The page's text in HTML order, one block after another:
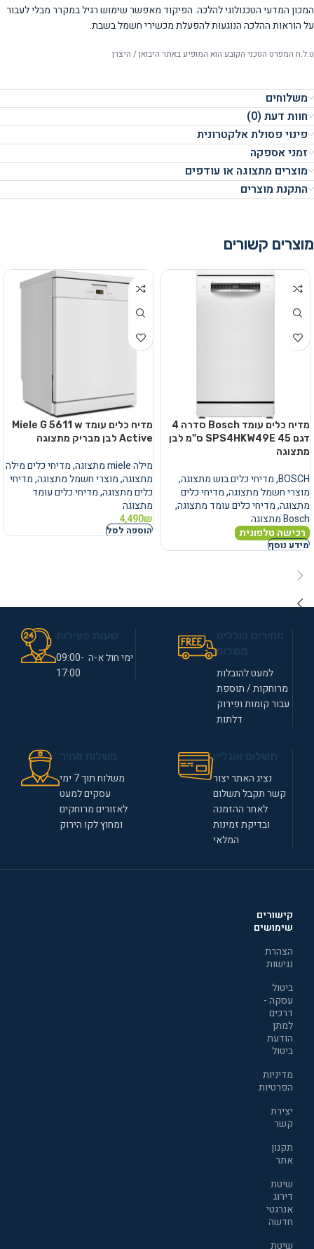
המכון המדעי הטכנולוגי להלכה. הפיקוד מאפשר שימוש רגיל במקרר מבלי לעבור
על הוראות ההלכה הנוגעות להפעלת מכשירי חשמל בשבת.
ט.ל.ח המפרט הטכני הקובע הוא המופיע באתר היבואן / היצרן
משלוחים
חוות דעת (0)
פינוי פסולת אלקטרונית
זמני אספקה
מוצרים מתצוגה או עודפים
התקנת מוצרים
מוצרים קשורים
מדיח כלים עומד Bosch סדרה 4
דגם SPS4HKW49E 45 ס"מ לבן
מתצוגה
BOSCH
,מדיחי כלים בוש מתצוגה,
מוצרי חשמל מתצוגה,מדיחי כלים
מתצוגה,מדיחי כלים עומד מתצוגה,
Bosch מתצוגה
רכישה טלפונית
מידע נוסף
מדיח כלים עומד Miele G 5611 w
Active לבן מבריק מתצוגה
מילה miele מתצוגה ,מדיחי כלים מילה
מתצוגה,מוצרי חשמל מתצוגה,מדיחי
כלים מתצוגה,מדיחי כלים עומד
מתצוגה
4,490₪
הוספה לסל
למעט להובלות
מרוחקות / תוספת
עבור קומות ופירוק
דלתות
ימי חול א-ה 09:00-
17:00
נציג האתר יצור
קשר תקבל תשלום
לאחר ההזמנה
ובדיקת זמינות
המלאי
משלוח תוך 7 ימי
עסקים למעט
לאזורים מרוחקים
ומחוץ לקו הירוק
קישורים
שימושים
הצהרת
נגישות
ביטול
עסקה -
דרכים
למתן
הודעת
ביטול
מדיניות
הפרטיות
יצירת
קשר
תקנון
אתר
שיטת
דירוג
אנרגטי
חדשה
שיטת